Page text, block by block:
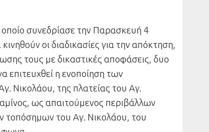
συνεδρίασε την Παρασκευή 4
οι διαδικασίες για την απόκτηση,
τους με δικαστικές αποφάσεις, δυο
επιτευχθεί η ενοποίηση των
Νικολάου, της πλατείας του Αγ.
ως απαιτούμενος περιβάλλων
τοπόσημων του Αγ. Νικολάου, του